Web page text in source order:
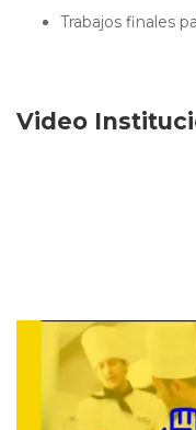
Trabajos finales
Video